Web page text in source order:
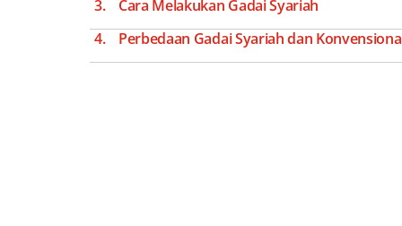
Cara Melakukan Gadai Syariah
Perbedaan Gadai Syariah dan